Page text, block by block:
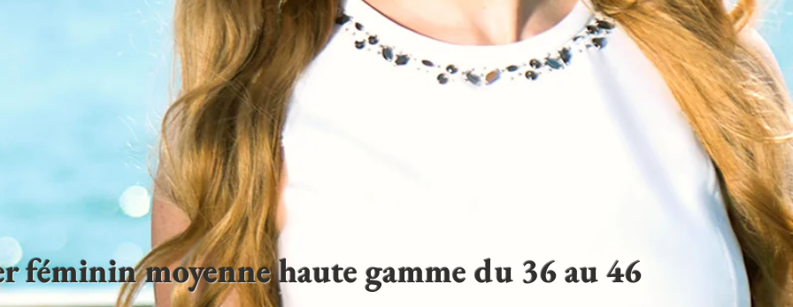
féminin moyenne haute gamme du 36 au 46